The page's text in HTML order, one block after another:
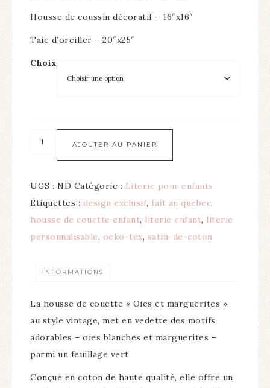
Housse de coussin décoratif – 16″x16″
Taie d’oreiller – 20″x25″
Choix
AJOUTER AU PANIER
UGS : ND Catégorie : Literie pour enfants
Étiquettes : design exclusif, fait au quebec,
housse de couette enfant, literie enfant, literie
personnalisable, oeko-tex, satin-de-coton
INFORMATIONS
La housse de couette « Oies et marguerites »,
au style vintage, met en vedette des motifs
adorables – oies blanches et marguerites –
parmi un feuillage vert.
Conçue en coton de haute qualité, elle offre un